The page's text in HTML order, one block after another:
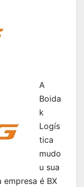
A
Boida
k
Logís
tica
mudo
u sua
é BX